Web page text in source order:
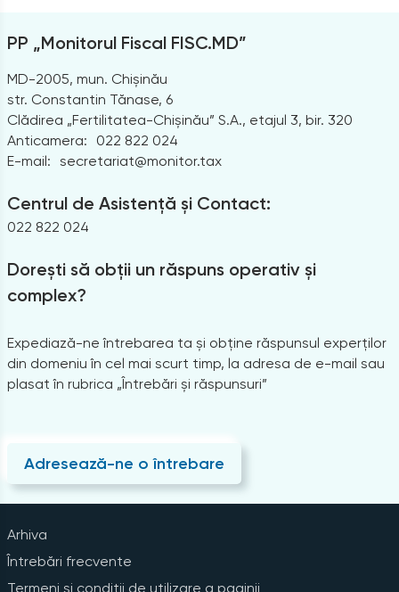
PP „Monitorul Fiscal FISC.MD”
MD-2005, mun. Chișinău
str. Constantin Tănase, 6
Clădirea „Fertilitatea-Chișinău” S.A., etajul 3, bir. 320
Anticamera:
022 822 024
E-mail: secretariat@monitor.tax
Centrul de Asistență și Contact:
022 822 024
Dorești să obții un răspuns operativ și
complex?
Expediază-ne întrebarea ta și obține răspunsul experților
din domeniu în cel mai scurt timp, la adresa de e-mail sau
plasat în rubrica „Întrebări și răspunsuri”
Adresează-ne o întrebare
Arhiva
Întrebări frecvente
Termeni și condiții de utilizare a paginii